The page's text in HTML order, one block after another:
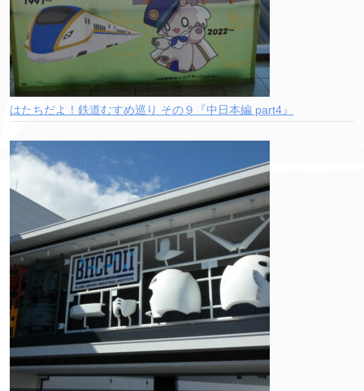
はたちだよ！鉄道むすめ巡り その９『中日本編 part4』